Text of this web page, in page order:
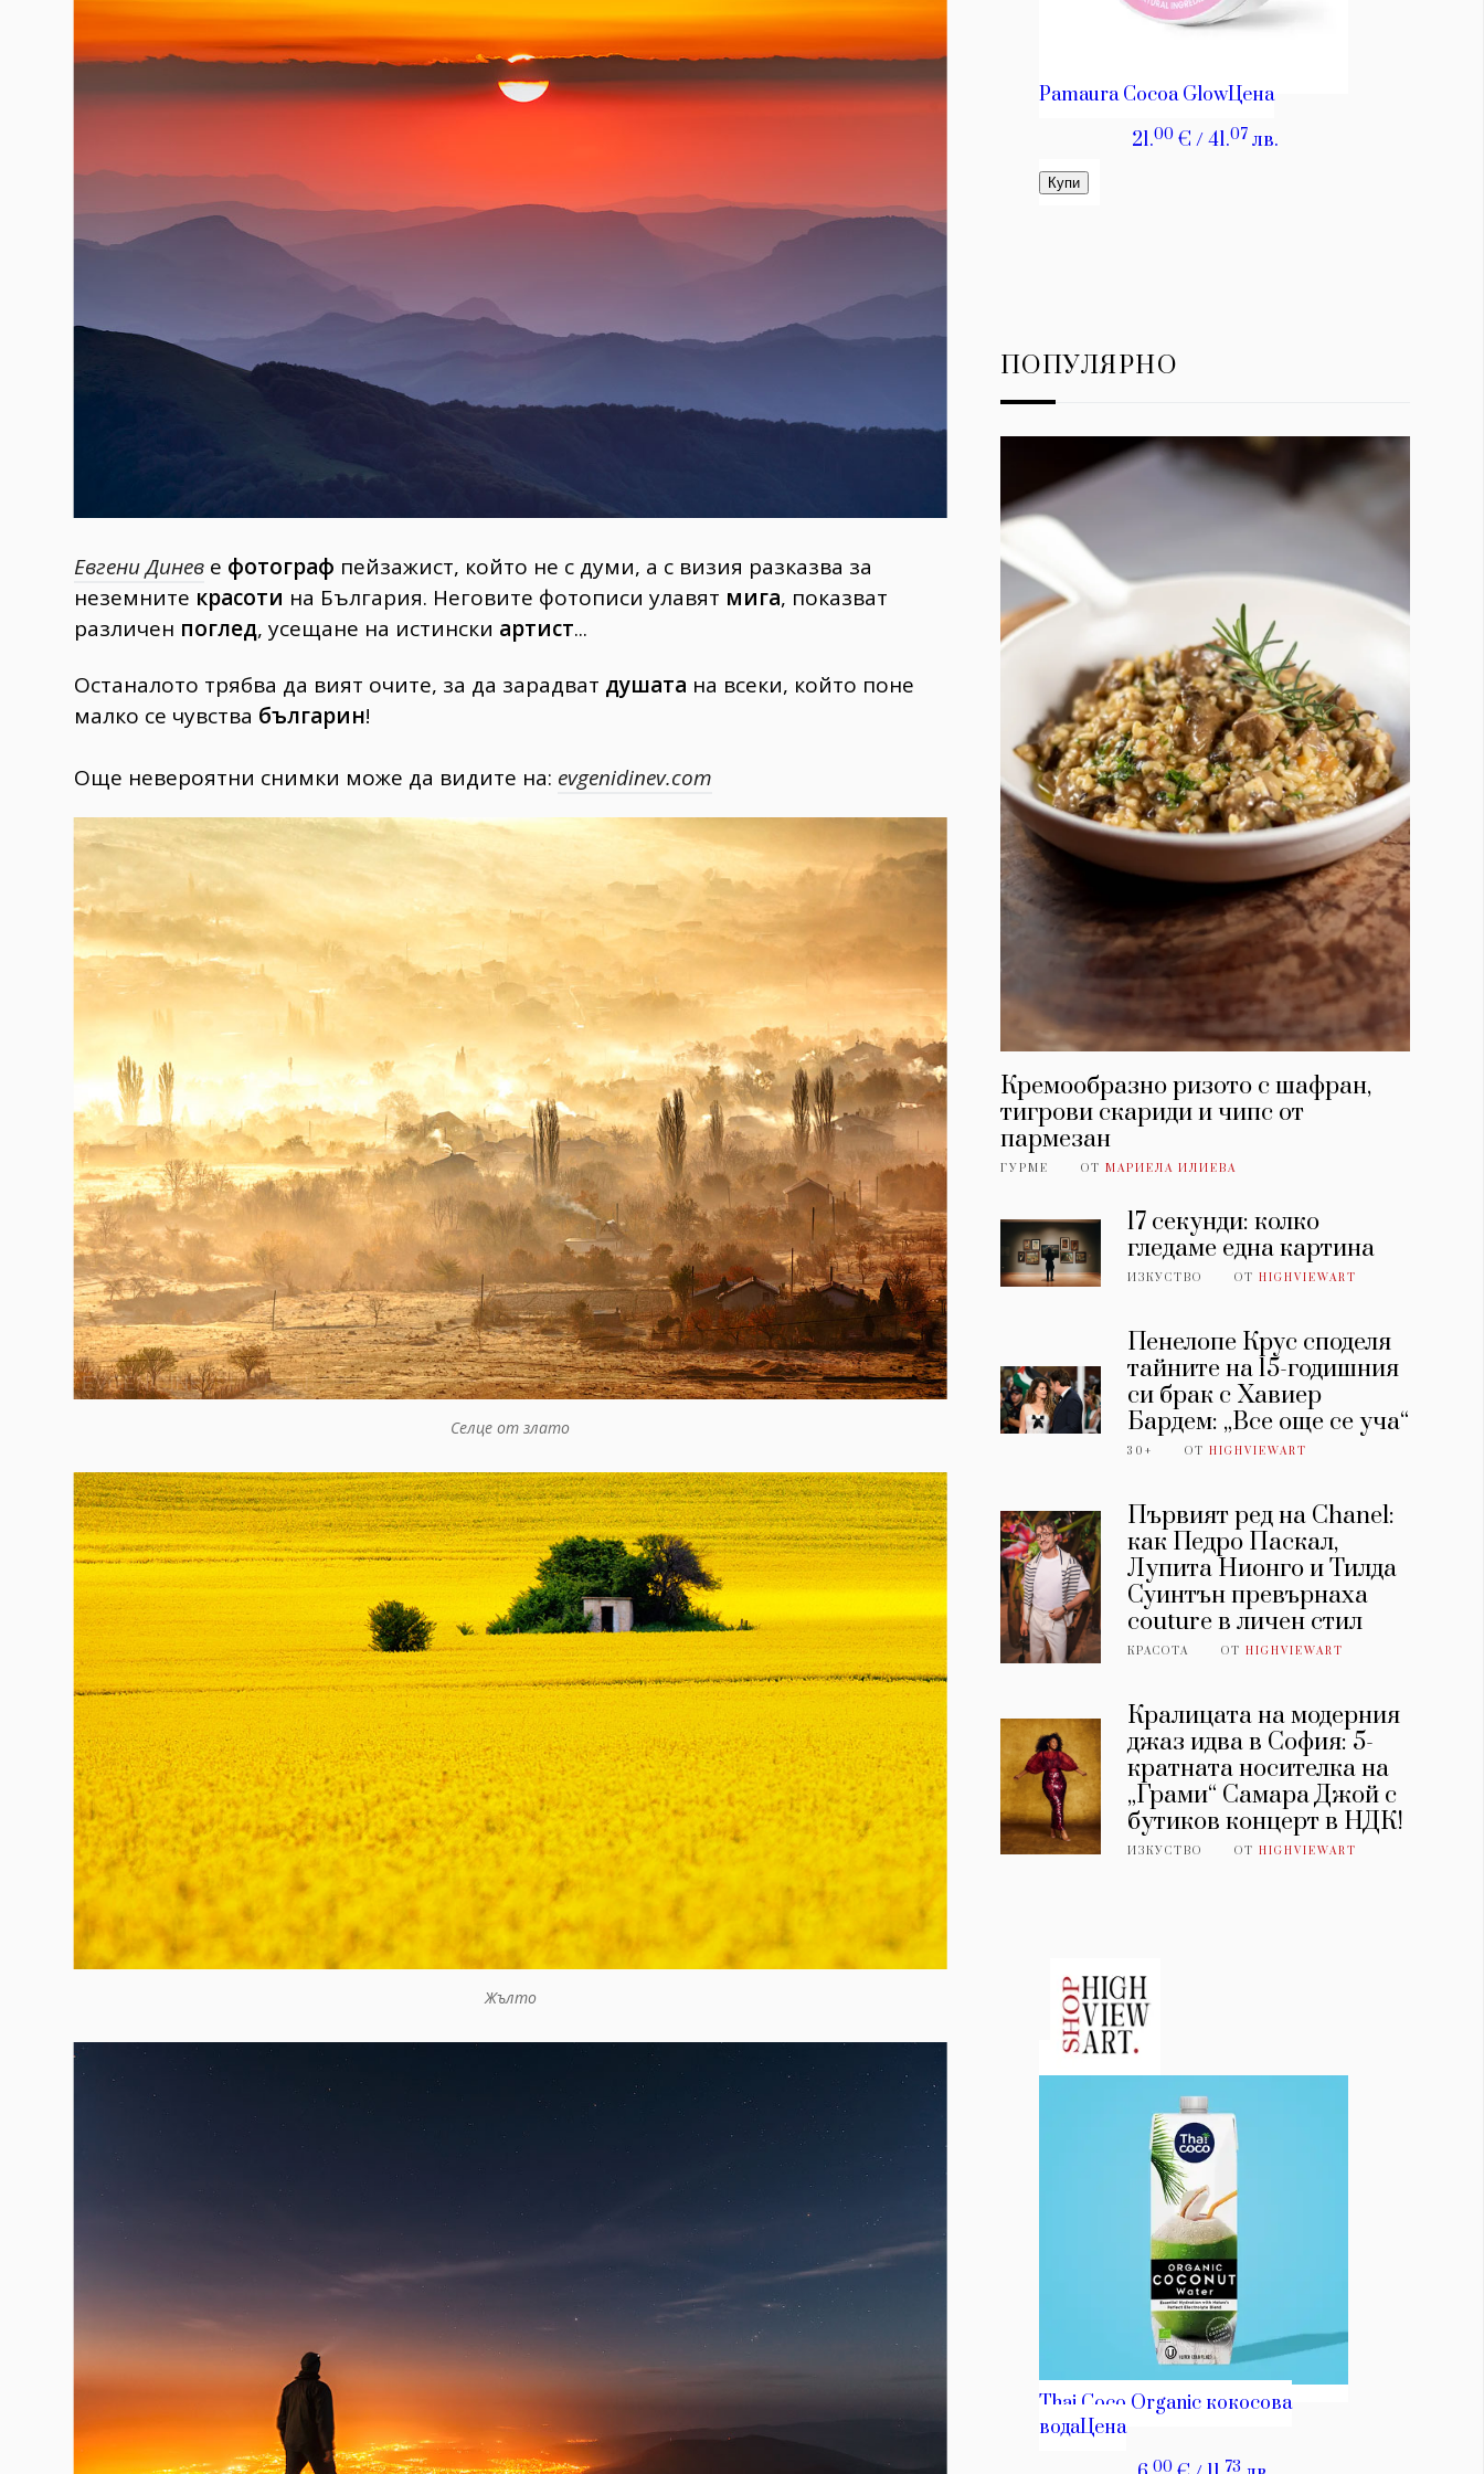
Пътувай
Здраве
382
Wellness
ПОСЛЕДВАЙТЕ
Евгени Динев е фотограф пейзажист, който не с думи, а с визия разказва за
неземните красоти на България. Неговите фотописи улавят мигa, показват
различен поглед, усещане на истински артист...
Останалото трябва да вият очите, за да зарадват душата на всеки, който поне
малко се чувства българин!
Още невероятни снимки може да видите на: evgenidinev.com
Селце от злато
Жълто
ПОПУЛЯРНО
Кремообразно ризото с шафран,
тигрови скариди и чипс от
пармезан
ГУРМЕ ОТ МАРИЕЛА ИЛИЕВА
17 секунди: колко
гледаме една картина
ИЗКУСТВО ОТHIGHVIEWART
Пенелопе Крус споделя
тайните на 15-годишния
си брак с Хавиер
Бардем: „Все още се уча“
30+ ОТHIGHVIEWART
Първият ред на Chanel:
как Педро Паскал,
Лупита Нионго и Тилда
Суинтън превърнаха
couture в личен стил
КРАСОТА ОТHIGHVIEWART
Кралицата на модерния
джаз идва в София: 5-
кратната носителка на
„Грами“ Самара Джой с
бутиков концерт в НДК!
ИЗКУСТВО ОТHIGHVIEWART